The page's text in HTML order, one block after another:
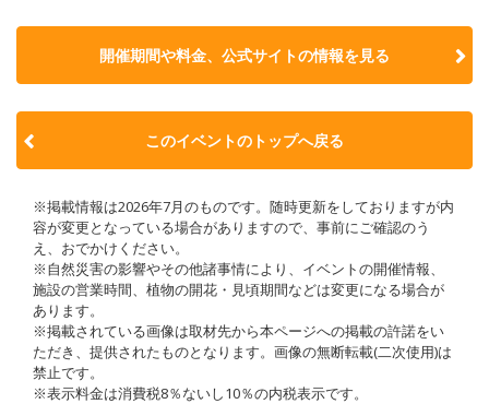
開催期間や料金、公式サイトの情報を見る
このイベントのトップへ戻る
※掲載情報は2026年7月のものです。随時更新をしておりますが内
容が変更となっている場合がありますので、事前にご確認のう
え、おでかけください。
※自然災害の影響やその他諸事情により、イベントの開催情報、
施設の営業時間、植物の開花・見頃期間などは変更になる場合が
あります。
※掲載されている画像は取材先から本ページへの掲載の許諾をい
ただき、提供されたものとなります。画像の無断転載(二次使用)は
禁止です。
※表示料金は消費税8％ないし10％の内税表示です。